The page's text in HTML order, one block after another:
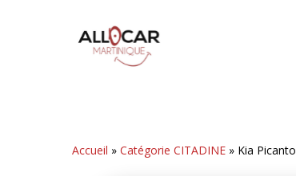
Accueil »Catégorie CITADINE » Kia Picanto